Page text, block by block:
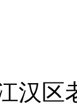
汉区